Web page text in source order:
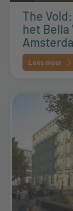
The
het Bella
Lees meer